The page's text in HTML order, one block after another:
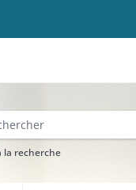
la recherche